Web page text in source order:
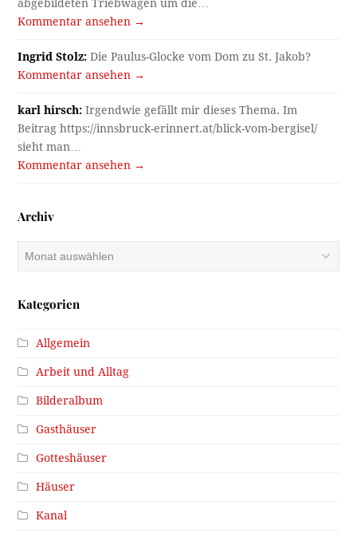
abgebildeten Triebwagen um die…
Kommentar ansehen →
Ingrid Stolz: Die Paulus-Glocke vom Dom zu St. Jakob?
Kommentar ansehen →
karl hirsch: Irgendwie gefällt mir dieses Thema. Im
Beitrag https://innsbruck-erinnert.at/blick-vom-bergisel/
sieht man…
Kommentar ansehen →
Archiv
Archiv
Kategorien
Allgemein
Arbeit und Alltag
Bilderalbum
Gasthäuser
Gotteshäuser
Häuser
Kanal